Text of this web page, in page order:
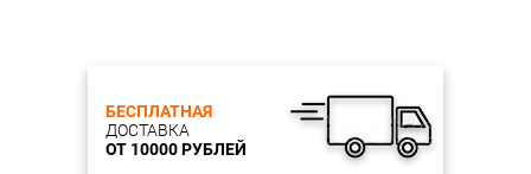
БЕСПЛАТНАЯ
ДОСТАВКА
ОТ 10000 РУБЛЕЙ